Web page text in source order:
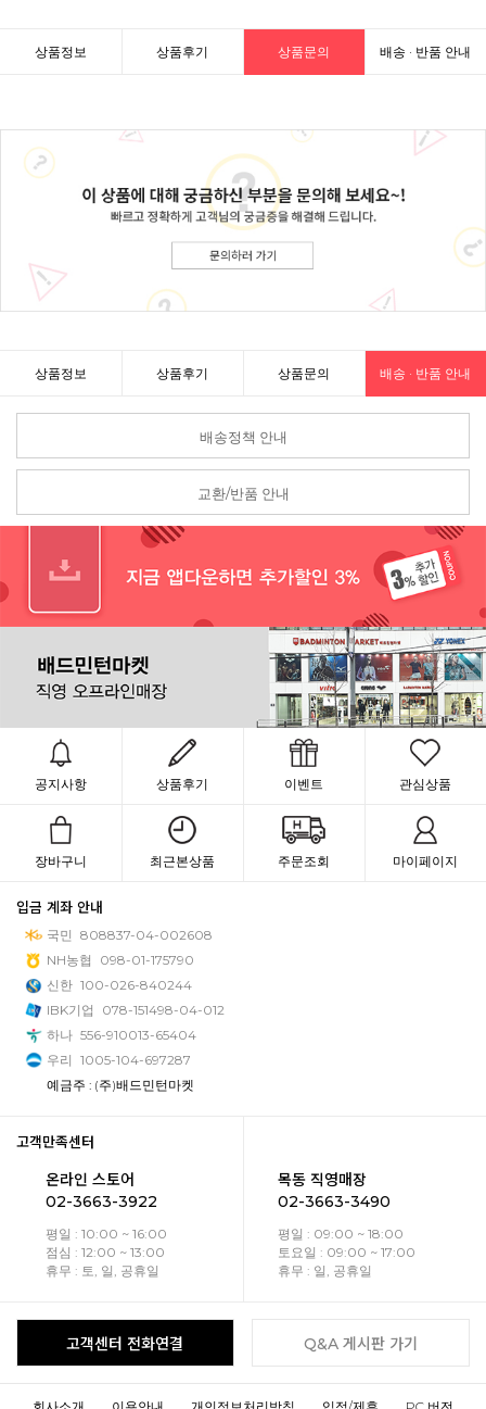
상품정보 상품후기 상품문의 배송 · 반품 안내
상품정보 상품후기 상품문의 배송 · 반품 안내
배송정책 안내
교환/반품 안내
공지사항 상품후기 이벤트 관심상품
장바구니 최근본상품 주문조회 마이페이지
입금 계좌 안내
국민 808837-04-002608
NH농협
098-01-175790
신한 100-026-840244
IBK기업
078-151498-04-012
하나 556-910013-65404
우리 1005-104-697287
예금주 : (주)배드민턴마켓
고객만족센터
온라인 스토어
02-3663-3922
평일 : 10:00 ~ 16:00
점심 : 12:00 ~ 13:00
휴무 : 토, 일, 공휴일
목동 직영매장
02-3663-3490
평일 : 09:00 ~ 18:00
토요일 : 09:00 ~ 17:00
휴무 : 일, 공휴일
고객센터 전화연결 Q&A 게시판 가기